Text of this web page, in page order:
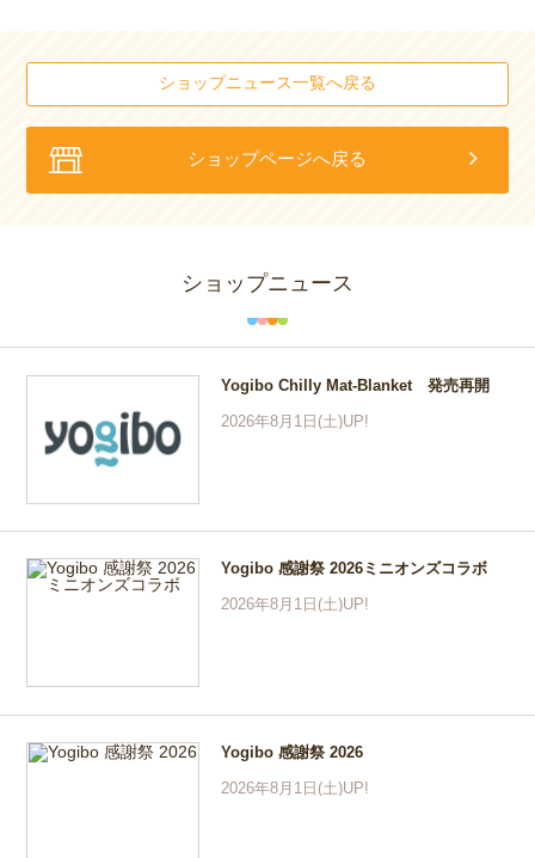
ショップニュース一覧へ戻る
ショップページへ戻る
ショップニュース
Yogibo Chilly Mat-Blanket 発売再開
2026年8月1日(土)UP!
Yogibo 感謝祭 2026ミニオンズコラボ
2026年8月1日(土)UP!
Yogibo 感謝祭 2026
2026年8月1日(土)UP!